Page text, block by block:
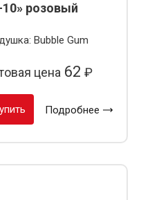
10» розовый
Bubble Gum
цена 62 ₽
Подробнее